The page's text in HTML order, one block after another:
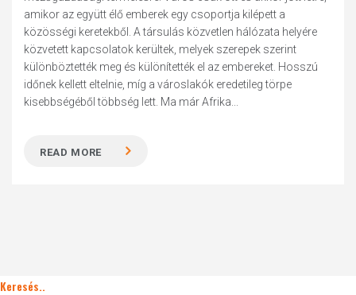
amikor az együtt élő emberek egy csoportja kilépett a
közösségi keretekből. A társulás közvetlen hálózata helyére
közvetett kapcsolatok kerültek, melyek szerepek szerint
különböztették meg és különítették el az embereket. Hosszú
időnek kellett eltelnie, míg a városlakók eredetileg törpe
kisebbségéből többség lett. Ma már Afrika...
READ MORE
Keresés..